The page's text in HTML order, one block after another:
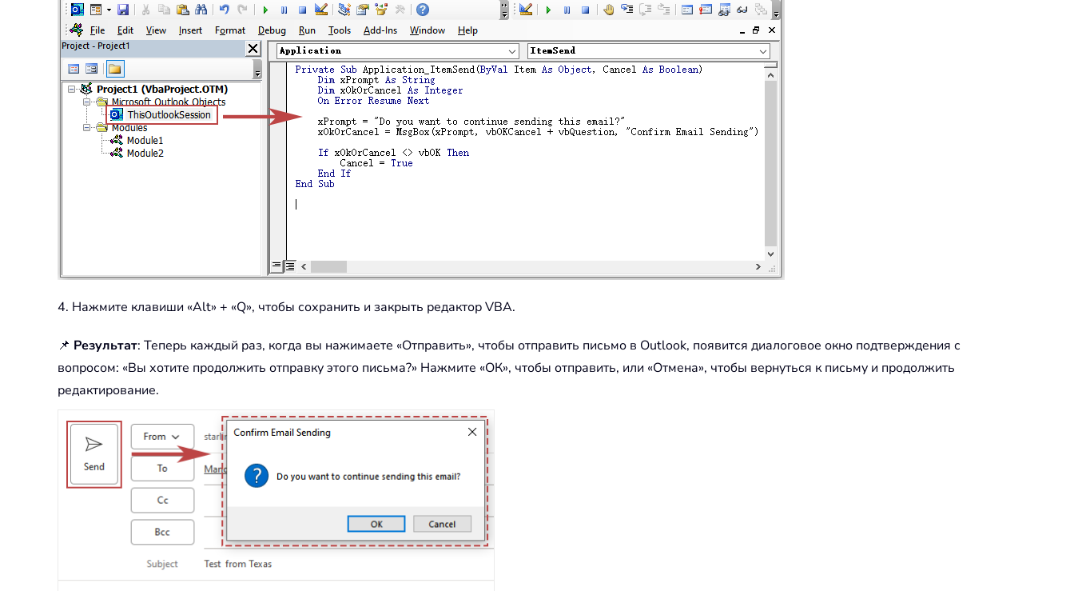
4. Нажмите клавиши «Alt» + «Q», чтобы сохранить и закрыть редактор VBA.
📌 Результат: Теперь каждый раз, когда вы нажимаете «Отправить», чтобы отправить письмо в Outlook, появится диалоговое окно подтверждения с
вопросом: «Вы хотите продолжить отправку этого письма?» Нажмите «ОК», чтобы отправить, или «Отмена», чтобы вернуться к письму и продолжить
редактирование.